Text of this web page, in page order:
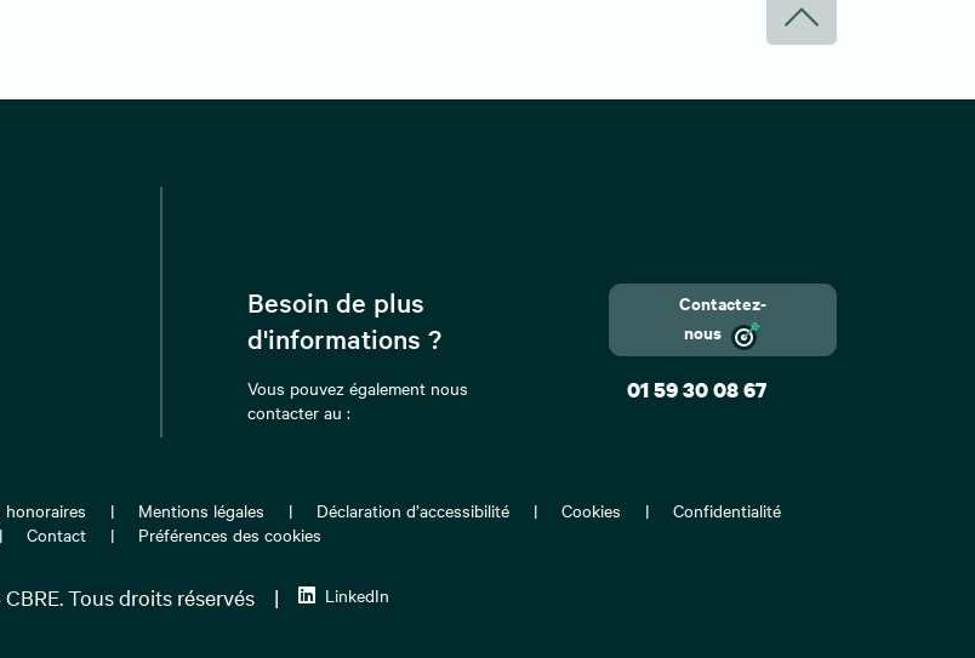
Besoin de plus
d'informations ?
Contactez-
nous
Vous pouvez également nous
contacter au :
01 59 30 08 67
honoraires Mentions légales Déclaration d’accessibilité Cookies
Confidentialité
Contact
Préférences des cookies
Tous droits réservés | LinkedIn